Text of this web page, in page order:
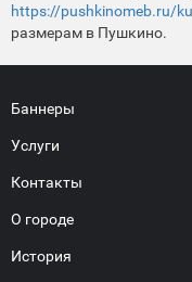
https://pushkinomeb.ru/
размерам в Пушкино.
Баннеры
Услуги
Контакты
О городе
История